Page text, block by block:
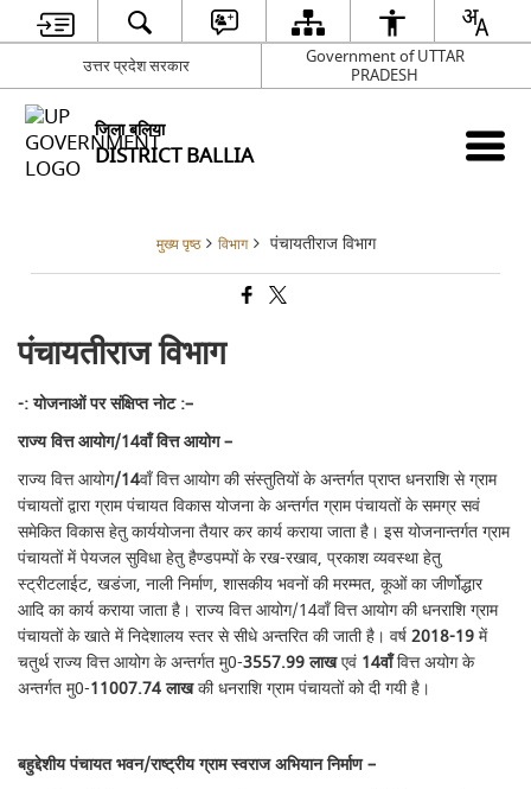
उत्तर प्रदेश सरकार
Government of UTTAR
PRADESH
जिला बलिया
DISTRICT BALLIA
मुख्य पृष्ठ विभाग पंचायतीराज विभाग
पंचायतीराज विभाग
-:योजनाओं पर संक्षिप्त नोट :–
राज्य वित्त आयोग/14वाँ वित्त आयोग –
राज्य वित्त आयोग/14वाँ वित्त आयोग की संस्तुतियों के अन्तर्गत प्राप्त धनराशि से ग्राम
पंचायतों द्वारा ग्राम पंचायत विकास योजना के अन्तर्गत ग्राम पंचायतों के समग्र सवं
समेकित विकास हेतु कार्ययोजना तैयार कर कार्य कराया जाता है। इस योजनान्तर्गत ग्राम
पंचायतों में पेयजल सुविधा हेतु हैण्डपम्पों के रख-रखाव, प्रकाश व्यवस्था हेतु
स्ट्रीटलाईट, खडंजा, नाली निर्माण, शासकीय भवनों की मरम्मत, कूओं का जीर्णोद्धार
आदि का कार्य कराया जाता है। राज्य वित्त आयोग/14वाँ वित्त आयोग की धनराशि ग्राम
पंचायतों के खाते में निदेशालय स्तर से सीधे अन्तरित की जाती है। वर्ष2018-19में
चतुर्थ राज्य वित्त आयोग के अन्तर्गत मु0-3557.99 लाखएवं 14वाँवित्त अयोग के
अन्तर्गत मु0-11007.74 लाखकी धनराशि ग्राम पंचायतों को दी गयी है।
बहुद्देशीय पंचायत भवन/राष्ट्रीय ग्राम स्वराज अभियान निर्माण –